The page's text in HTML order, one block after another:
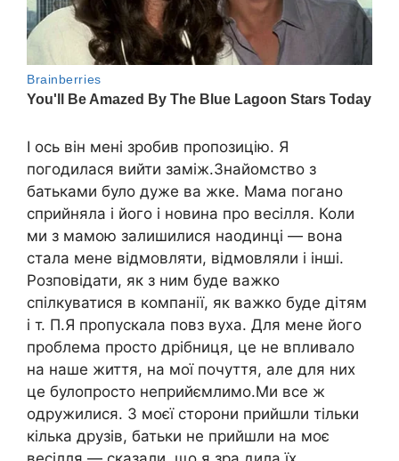
І ось він мені зробив пропозицію. Я
погодилася вийти заміж.Знайомство з
батьками було дуже ва жке. Мама погано
сприйняла і його і новина про весілля. Коли
ми з мамою залишилися наодинці — вона
стала мене відмовляти, відмовляли і інші.
Розповідати, як з ним буде важко
спілкуватися в компанії, як важко буде дітям
і т. П.Я пропускала повз вуха. Для мене його
проблема просто дрібниця, це не впливало
на наше життя, на мої почуття, але для них
це булопросто неприйємлимо.Ми все ж
одружилися. З моєї сторони прийшли тільки
кілька друзів, батьки не прийшли на моє